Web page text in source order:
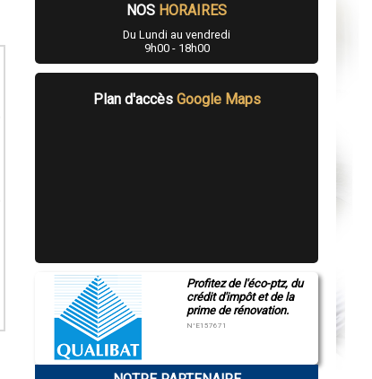
NOS HORAIRES
Du Lundi au vendredi
9h00 - 18h00
Plan d'accès Google Maps
Profitez de l'éco-ptz, du
crédit d'impôt et de la
prime de rénovation.
N°E157671